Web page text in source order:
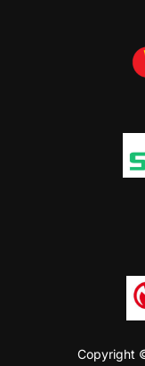
Copyright